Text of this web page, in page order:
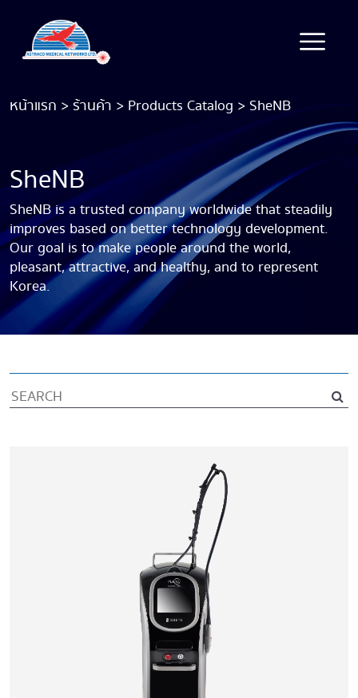
หน้าแรก >ร้านค้า > Products Catalog > SheNB
SheNB
SheNB is a trusted company worldwide that steadily
improves based on better technology development.
Our goal is to make people around the world,
pleasant, attractive, and healthy, and to represent
Korea.